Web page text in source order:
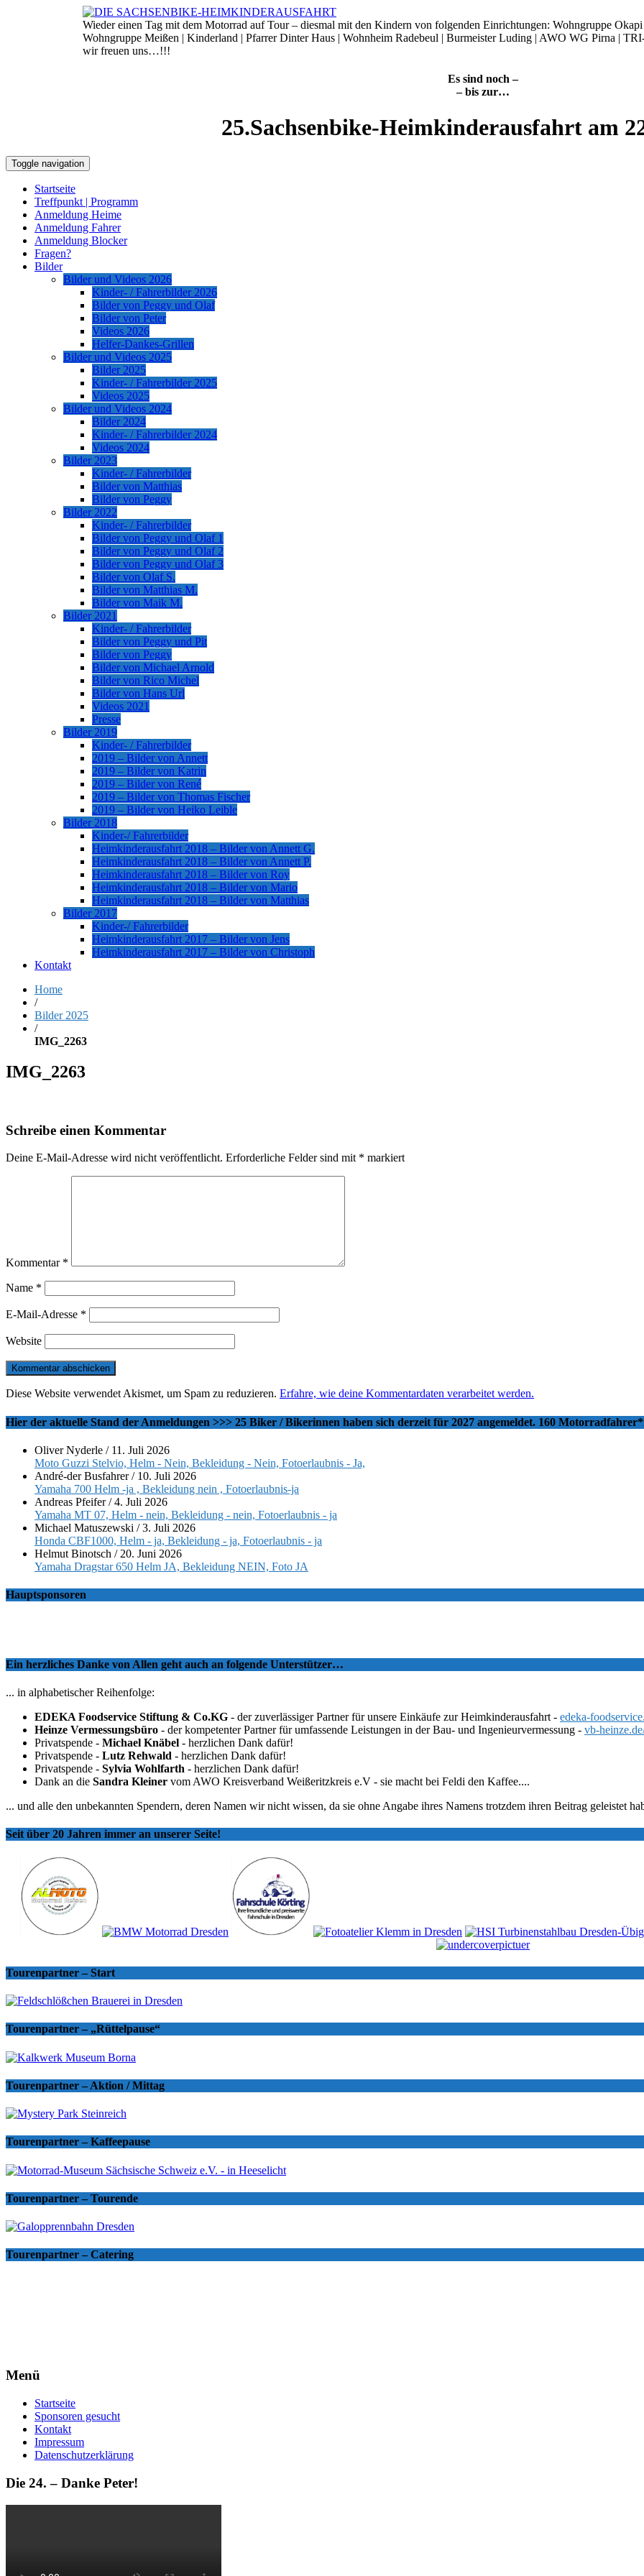
Wieder einen Tag mit dem Motorrad auf Tour – diesmal mit den Kindern von folgenden Einrichtungen: Wohngruppe
Wohngruppe Meißen | Kinderland | Pfarrer Dinter Haus | Wohnheim Radebeul | Burmeister Luding | AWO WG Pirna |
wir freuen uns…!!!
Es sind noch –
– bis zur…
25.Sachsenbike-Heimkinderausfahrt am
Toggle navigation
Startseite
Treffpunkt | Programm
Anmeldung Heime
Anmeldung Fahrer
Anmeldung Blocker
Fragen?
Bilder
Bilder und Videos 2026
Kinder- / Fahrerbilder 2026
Bilder von Peggy und Olaf
Bilder von Peter
Videos 2026
Helfer-Dankes-Grillen
Bilder und Videos 2025
Bilder 2025
Kinder- / Fahrerbilder 2025
Videos 2025
Bilder und Videos 2024
Bilder 2024
Kinder- / Fahrerbilder 2024
Videos 2024
Bilder 2023
Kinder- / Fahrerbilder
Bilder von Matthias
Bilder von Peggy
Bilder 2022
Kinder- / Fahrerbilder
Bilder von Peggy und Olaf 1
Bilder von Peggy und Olaf 2
Bilder von Peggy und Olaf 3
Bilder von Olaf S.
Bilder von Matthias M.
Bilder von Maik M.
Bilder 2021
Kinder- / Fahrerbilder
Bilder von Peggy und Pit
Bilder von Peggy
Bilder von Michael Arnold
Bilder von Rico Michel
Bilder von Hans Url
Videos 2021
Presse
Bilder 2019
Kinder- / Fahrerbilder
2019 – Bilder von Annett
2019 – Bilder von Katrin
2019 – Bilder von René
2019 – Bilder von Thomas Fischer
2019 – Bilder von Heiko Leible
Bilder 2018
Kinder-/ Fahrerbilder
Heimkinderausfahrt 2018 – Bilder von Annett G.
Heimkinderausfahrt 2018 – Bilder von Annett P.
Heimkinderausfahrt 2018 – Bilder von Roy
Heimkinderausfahrt 2018 – Bilder von Mario
Heimkinderausfahrt 2018 – Bilder von Matthias
Bilder 2017
Kinder-/ Fahrerbilder
Heimkinderausfahrt 2017 – Bilder von Jens
Heimkinderausfahrt 2017 – Bilder von Christoph
Kontakt
Home
/
Bilder 2025
/
IMG_2263
IMG_2263
Schreibe einen Kommentar
Deine E-Mail-Adresse wird nicht veröffentlicht. Erforderliche Felder sind mit * markiert
Kommentar *
Name *
E-Mail-Adresse *
Website
Diese Website verwendet Akismet, um Spam zu reduzieren. Erfahre, wie deine Kommentardaten verarbeitet werden.
Hier der aktuelle Stand der Anmeldungen >>> 25 Biker / Bikerinnen haben sich derzeit für 2027 angemeldet. 160
Oliver Nyderle / 11. Juli 2026
Moto Guzzi Stelvio, Helm - Nein, Bekleidung - Nein, Fotoerlaubnis - Ja,
André-der Busfahrer/ 10. Juli 2026
Yamaha 700 Helm -ja , Bekleidung nein , Fotoerlaubnis-ja
Andreas Pfeifer/4. Juli 2026
Yamaha MT 07, Helm - nein, Bekleidung - nein, Fotoerlaubnis - ja
Michael Matuszewski /3. Juli 2026
Honda CBF1000, Helm - ja, Bekleidung - ja, Fotoerlaubnis - ja
Helmut Binotsch / 20. Juni 2026
Yamaha Dragstar 650 Helm JA, Bekleidung NEIN, Foto JA
Hauptsponsoren
Ein herzliches Danke von Allen geht auch an folgende Unterstützer…
... in alphabetischer Reihenfolge:
EDEKA Foodservice Stiftung & Co.KG - der zuverlässiger Partner für unsere Einkäufe zur Heimkinderausfahrt - edeka-
Heinze Vermessungsbüro - der kompetenter Partner für umfassende Leistungen in der Bau- und Ingenieurvermessung - vb-
Privatspende - Michael Knäbel - herzlichen Dank dafür!
Privatspende - Lutz Rehwald - herzlichen Dank dafür!
Privatspende - Sylvia Wohlfarth - herzlichen Dank dafür!
Dank an die Sandra Kleiner vom AWO Kreisverband Weißeritzkreis e.V - sie macht bei Feldi den Kaffee....
... und alle den unbekannten Spendern, deren Namen wir nicht wissen, da sie ohne Angabe ihres Namens trotzdem ihren Beitrag geleistet
Seit über 20 Jahren immer an unserer Seite!
Tourenpartner – Start
Tourenpartner – „Rüttelpause“
Tourenpartner – Aktion / Mittag
Tourenpartner – Kaffeepause
Tourenpartner – Tourende
Tourenpartner – Catering
Menü
Startseite
Sponsoren gesucht
Kontakt
Impressum
Datenschutzerklärung
Die 24. – Danke Peter!